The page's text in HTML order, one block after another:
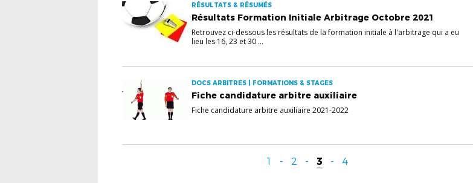
RÉSULTATS & RÉSUMÉS
Résultats Formation Initiale Arbitrage Octobre 2021
Retrouvez ci-dessous les résultats de la formation initiale à l'arbitrage qui a eu
lieu les 16, 23 et 30 ...
DOCS ARBITRES | FORMATIONS & STAGES
Fiche candidature arbitre auxiliaire
Fiche candidature arbitre auxiliaire 2021-2022
1 - 2 - 3 - 4